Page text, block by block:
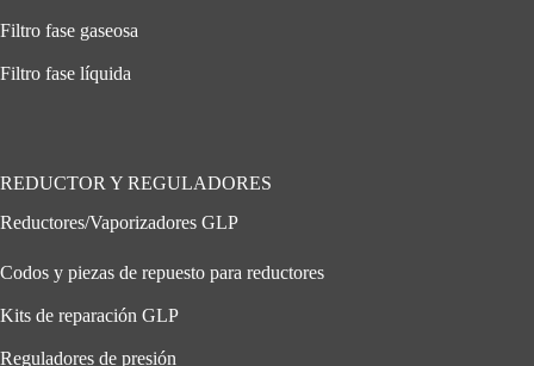
Filtro fase gaseosa
Filtro fase líquida
REDUCTOR Y REGULADORES
Reductores/Vaporizadores GLP
Codos y piezas de repuesto para reductores
Kits de reparación GLP
Reguladores de presión